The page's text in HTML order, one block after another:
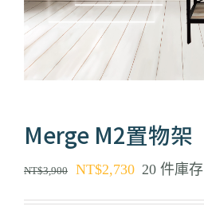
Merge M2置物架
NT$3,900
原
NT$2,730目20 件庫存